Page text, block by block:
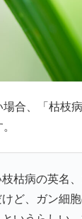
合、「枯枝
枯病の英名
ど、ガン細